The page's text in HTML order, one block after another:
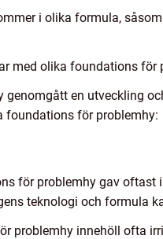
i olika formula,
med olika foundations för
en utveckling
foundations för problemhy:
för problemhy gav
teknologi och formula
problemhy innehöll ofta